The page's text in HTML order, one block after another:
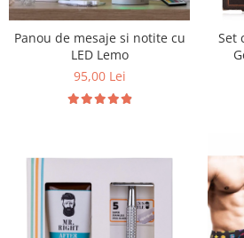
Panou de mesaje si notite cu
LED Lemo
95,00 Lei
Set